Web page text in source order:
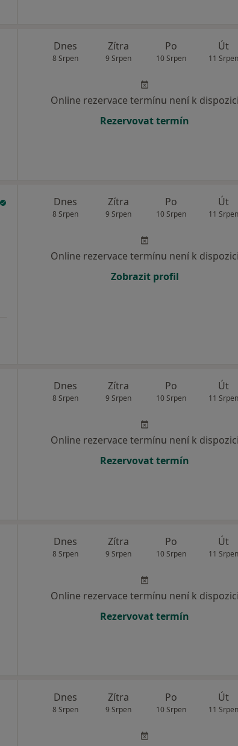
Dnes
8 Srpen
Zítra
9 Srpen
Po
10 Srpen
Út
11 Srpen
Online rezervace termínu není k dispozici
Rezervovat termín
Dnes
8 Srpen
Zítra
9 Srpen
Po
10 Srpen
Út
11 Srpen
Online rezervace termínu není k dispozici
Zobrazit profil
Dnes
8 Srpen
Zítra
9 Srpen
Po
10 Srpen
Út
11 Srpen
Online rezervace termínu není k dispozici
Rezervovat termín
Dnes
8 Srpen
Zítra
9 Srpen
Po
10 Srpen
Út
11 Srpen
Online rezervace termínu není k dispozici
Rezervovat termín
Dnes
8 Srpen
Zítra
9 Srpen
Po
10 Srpen
Út
11 Srpen